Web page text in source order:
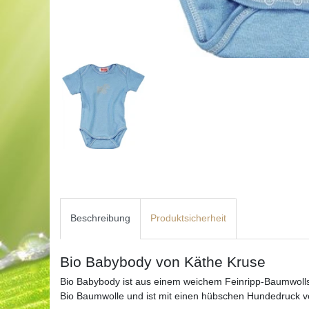
Beschreibung Produktsicherheit
Bio Babybody von Käthe Kruse
Bio Babybody ist aus einem weichem Feinripp-
Bio Baumwolle und ist mit einen hübschen Hundedruck